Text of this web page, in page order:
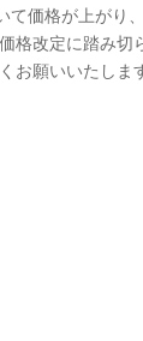
て価格が上がり
格改定に踏み切
お願いいたしま